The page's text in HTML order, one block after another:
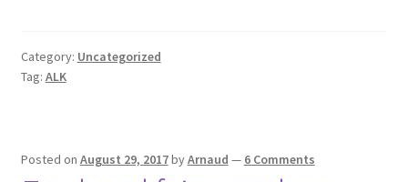
Category: Uncategorized
Tag: ALK
Posted on August 29, 2017byArnaud — 6 Comments